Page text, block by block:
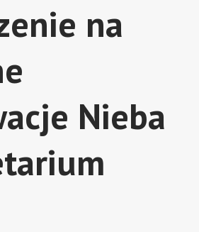
na
Nieba